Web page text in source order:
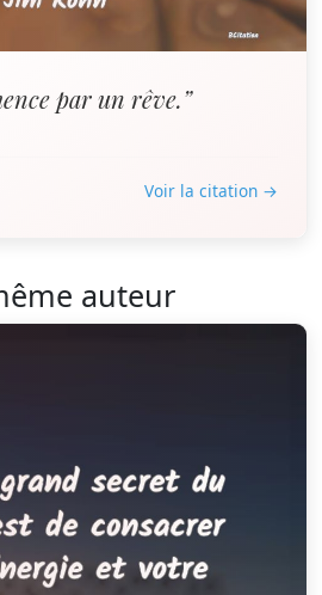
par un rêve.”
Voir la citation →
auteur